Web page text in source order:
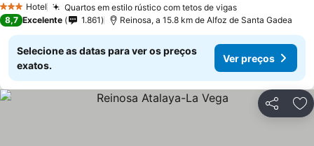
3 EstrelasHotel Quartos em estilo rústico com tetos de vigas
8,7 Excelente 1.861 Reinosa, a 15.8 km de Alfoz de Santa Gadea
Selecione as datas para ver os preços
exatos.
Ver preços
Partilhar